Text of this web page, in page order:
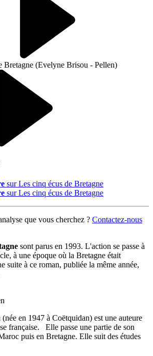
Bretagne (Evelyne Brisou - Pellen)
sur Les cinq écus de Bretagne
sur Les cinq écus de Bretagne
que vous cherchez ? Contactez-nous
sont parus en 1993. L'action se passe à
à une époque où la Bretagne était
suite à ce roman, publiée la même année,
en 1947 à Coëtquidan) est une auteure
française. Elle passe une partie de son
puis en Bretagne. Elle suit des études